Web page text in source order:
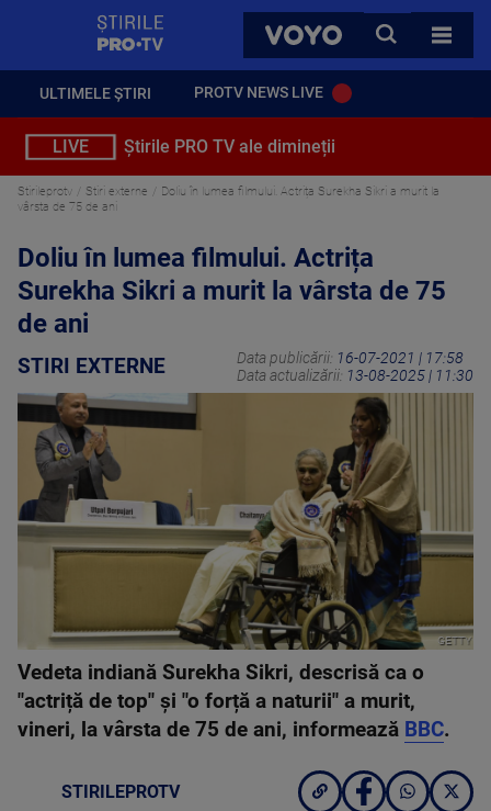
VOYO
CAUTA
TOATE
ULTIMELE ȘTIRI PROTV NEWS LIVE
LIVE Știrile PRO TV ale dimineții
Stirileprotv Stiri externe
Doliu în lumea filmului. Actrița Surekha Sikri a murit la
vârsta de 75 de ani
Doliu în lumea filmului. Actrița
Surekha Sikri a murit la vârsta de 75
de ani
STIRI EXTERNE Data publicării: 16-07-2021 | 17:58
Data actualizării: 13-08-2025 | 11:30
GETTY
Vedeta indiană Surekha Sikri, descrisă ca o
"actriță de top" și "o forță a naturii" a murit,
vineri, la vârsta de 75 de ani, informează BBC.
STIRILEPROTV